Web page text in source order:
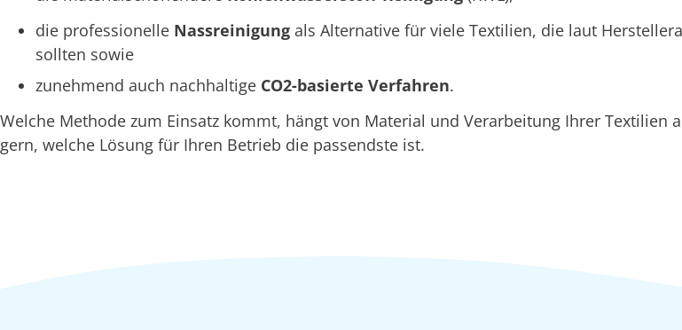
die professionelle Nassreinigung als Alternative für viele Textilien, die laut
sollten sowie
zunehmend auch nachhaltige CO2-basierte Verfahren.
Welche Methode zum Einsatz kommt, hängt von Material und Verarbeitung Ihrer Textilien
gern, welche Lösung für Ihren Betrieb die passendste ist.